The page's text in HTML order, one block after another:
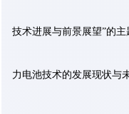
技术进展与前景展望”的
力电池技术的发展现状与